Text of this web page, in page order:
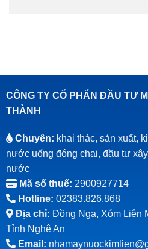
CÔNG TY CỔ PHẨN ĐẦU TƯ
THÀNH
Chuyên: khai thác, sản xuất,
nước uống đóng chai, đầu tư
nước
Mã số thuế: 2900927714
Hotline: 02383.826.868
Địa chỉ: Đồng Nga, Xóm Liên
Tỉnh Nghệ An
Email: